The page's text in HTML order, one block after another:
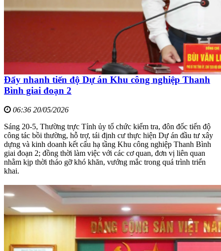
Đẩy nhanh tiến độ Dự án Khu công nghiệp Thanh
Bình giai đoạn 2
06:36 20/05/2026
Sáng 20-5, Thường trực Tỉnh ủy tổ chức kiểm tra, đôn đốc tiến độ
công tác bồi thường, hỗ trợ, tái định cư thực hiện Dự án đầu tư xây
dựng và kinh doanh kết cấu hạ tầng Khu công nghiệp Thanh Bình
giai đoạn 2; đồng thời làm việc với các cơ quan, đơn vị liên quan
nhằm kịp thời tháo gỡ khó khăn, vướng mắc trong quá trình triển
khai.